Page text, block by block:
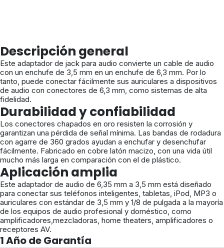
Descripción general
Este adaptador de jack para audio convierte un cable de audio
con un enchufe de 3,5 mm en un enchufe de 6,3 mm. Por lo
tanto, puede conectar fácilmente sus auriculares a dispositivos
de audio con conectores de 6,3 mm, como sistemas de alta
fidelidad.
Durabilidad y confiabilidad
Los conectores chapados en oro resisten la corrosión y
garantizan una pérdida de señal mínima. Las bandas de rodadura
con agarre de 360 grados ayudan a enchufar y desenchufar
fácilmente. Fabricado en cobre latón macizo, con una vida útil
mucho más larga en comparación con el de plástico.
Aplicación amplia
Este adaptador de audio de 6,35 mm a 3,5 mm está diseñado
para conectar sus teléfonos inteligentes, tabletas, iPod, MP3 o
auriculares con estándar de 3,5 mm y 1/8 de pulgada a la mayoría
de los equipos de audio profesional y doméstico, como
amplificadores,mezcladoras, home theaters, amplificadores o
receptores AV.
1 Año de Garantía